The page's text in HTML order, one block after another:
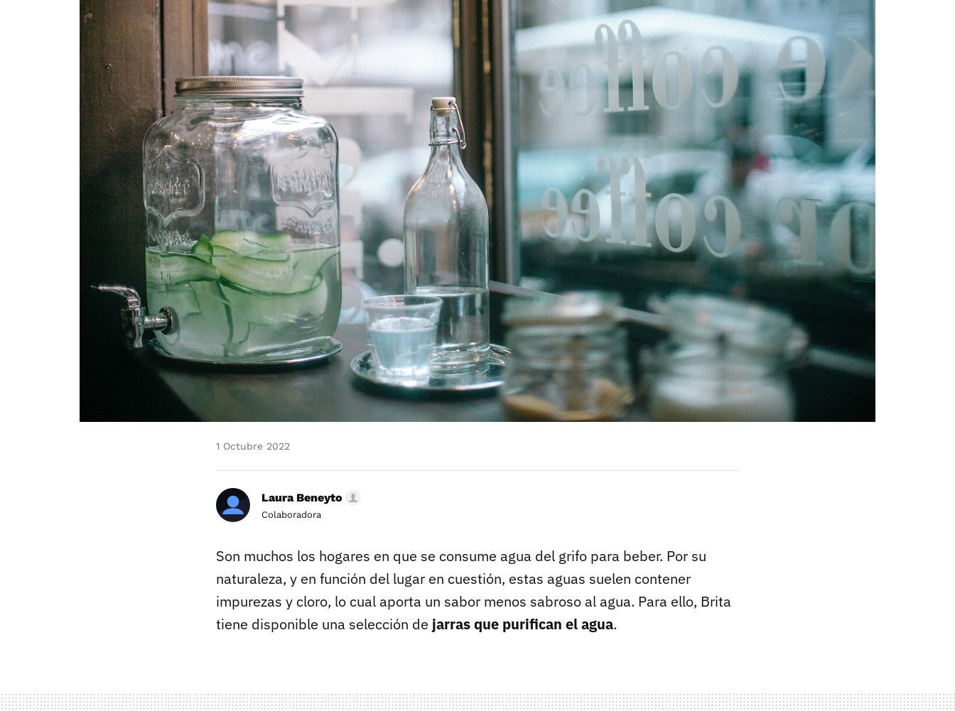
1 Octubre 2022
Laura Beneyto
Colaboradora
Son muchos los hogares en que se consume agua del grifo para beber. Por su
naturaleza, y en función del lugar en cuestión, estas aguas suelen contener
impurezas y cloro, lo cual aporta un sabor menos sabroso al agua. Para ello, Brita
tiene disponible una selección de jarras que purifican el agua.